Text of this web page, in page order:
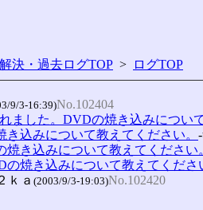
決・過去ログTOP > ログTOP
9/3-16:39)No.102404
ました。DVDの焼き込みについ
き込みについて教えてください。
焼き込みについて教えてください
の焼き込みについて教えてくださ
ｋａ (2003/9/3-19:03)No.102420